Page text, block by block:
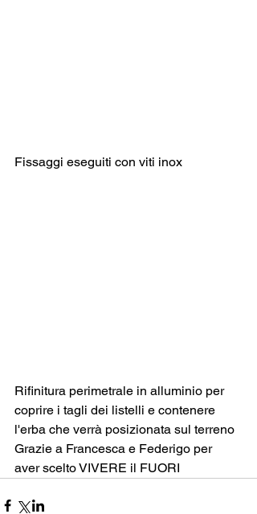
Fissaggi eseguiti con viti inox
Rifinitura perimetrale in alluminio per
coprire i tagli dei listelli e contenere
l'erba che verrà posizionata sul terreno
Grazie a Francesca e Federigo per
aver scelto VIVERE il FUORI